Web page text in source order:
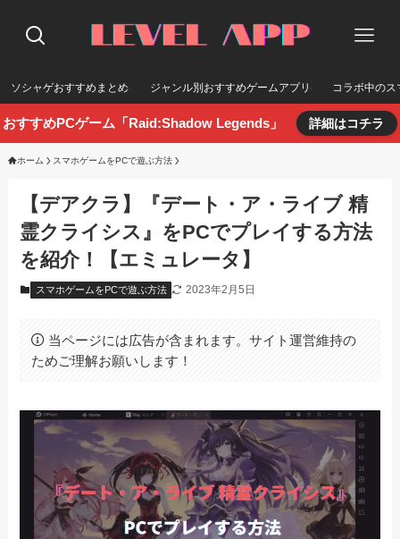
ソシャゲおすすめまとめ ジャンル別おすすめゲームアプリ コラボ中のス
おすすめPCゲーム「Raid:Shadow Legends」 詳細はコチラ
ホーム スマホゲームをPCで遊ぶ方法
【デアクラ】『デート・ア・ライブ 精
霊クライシス』をPCでプレイする方法
を紹介！【エミュレータ】
スマホゲームをPCで遊ぶ方法 2023年2月5日
当ページには広告が含まれます。サイト運営維持の
ためご理解お願いします！